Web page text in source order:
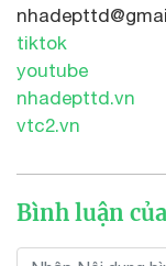
tiktok
youtube
nhadepttd.vn
vtc2.vn
Bình luận